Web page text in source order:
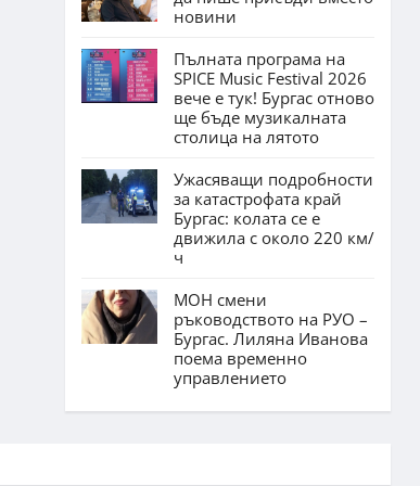
новини
Пълната програма на
SPICE Music Festival 2026
вече е тук! Бургас отново
ще бъде музикалната
столица на лятото
Ужасяващи подробности
за катастрофата край
Бургас: колата се е
движила с около 220 км/
ч
МОН смени
ръководството на РУО –
Бургас. Лиляна Иванова
поема временно
управлението